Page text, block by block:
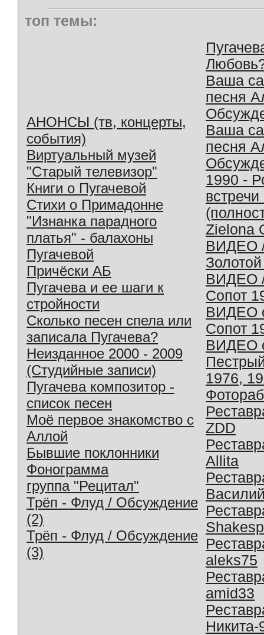
топ темы:
АНОНСЫ (тв, концерты,
события)
Виртуальный музей
"Старый телевизор"
Книги о Пугачевой
Стихи о Примадонне
"Изнанка парадного
платья" - балахоны
Пугачевой
Причёски АБ
Пугачева и ее шаги к
стройности
Сколько песен спела или
записала Пугачева?
Неизданное 2000 - 2009
(Студийные записи)
Пугачева композитор -
список песен
Моё первое знакомство с
Аллой
Бывшие поклонники
Фонограмма
группа "Рецитал"
Трёп - Флуд / Обсуждение
(2)
Трёп - Флуд / Обсуждение
(3)
Ваша
песня
Ваша
песня
1990 -
Zielona
ВИДЕО
ВИДЕО
Сопот
ВИДЕО
Сопот
ВИДЕО
1976,
ZDD
Allita
aleks75
amid33
Никита-